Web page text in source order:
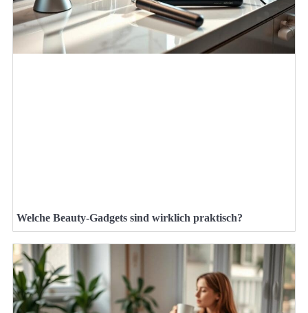
Welche Beauty-Gadgets sind wirklich praktisch?